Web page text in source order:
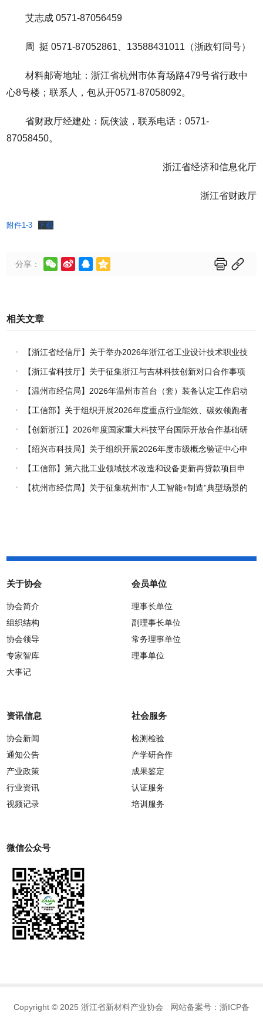
艾志成 0571-87056459
周 挺 0571-87052861、13588431011（浙政钉同号）
材料邮寄地址：浙江省杭州市体育场路479号省行政中
心8号楼；联系人，包从开0571-87058092。
省财政厅经建处：阮侠波，联系电话：0571-
87058450。
浙江省经济和信息化厅
浙江省财政厅
附件1-3 下载
分享：      
相关文章
【浙江省经信厅】关于举办2026年浙江省工业设计技术职业技
能竞赛的通知
【浙江省科技厅】关于征集浙江与吉林科技创新对口合作事项
的通知【温州市经信局】2026年温州市首台（套）装备认定工作启动
【工信部】关于组织开展2026年度重点行业能效、碳效领跑者
企业推荐工作的通知
【创新浙江】2026年度国家重大科技平台国际开放合作基础研
究专项（试点）项目指南
【绍兴市科技局】关于组织开展2026年度市级概念验证中心申
报工作的通知
【工信部】第六批工业领域技术改造和设备更新再贷款项目申
报工作启动
【杭州市经信局】关于征集杭州市“人工智能+制造”典型场景的
关于协会
协会简介
组织结构
协会领导
专家智库
大事记
会员单位
理事长单位
副理事长单位
常务理事单位
理事单位
资讯信息
协会新闻
通知公告
产业政策
行业资讯
视频记录
社会服务
检测检验
产学研合作
成果鉴定
认证服务
培训服务
微信公众号
Copyright © 2025 浙江省新材料产业协会 网站备案号： 浙ICP备